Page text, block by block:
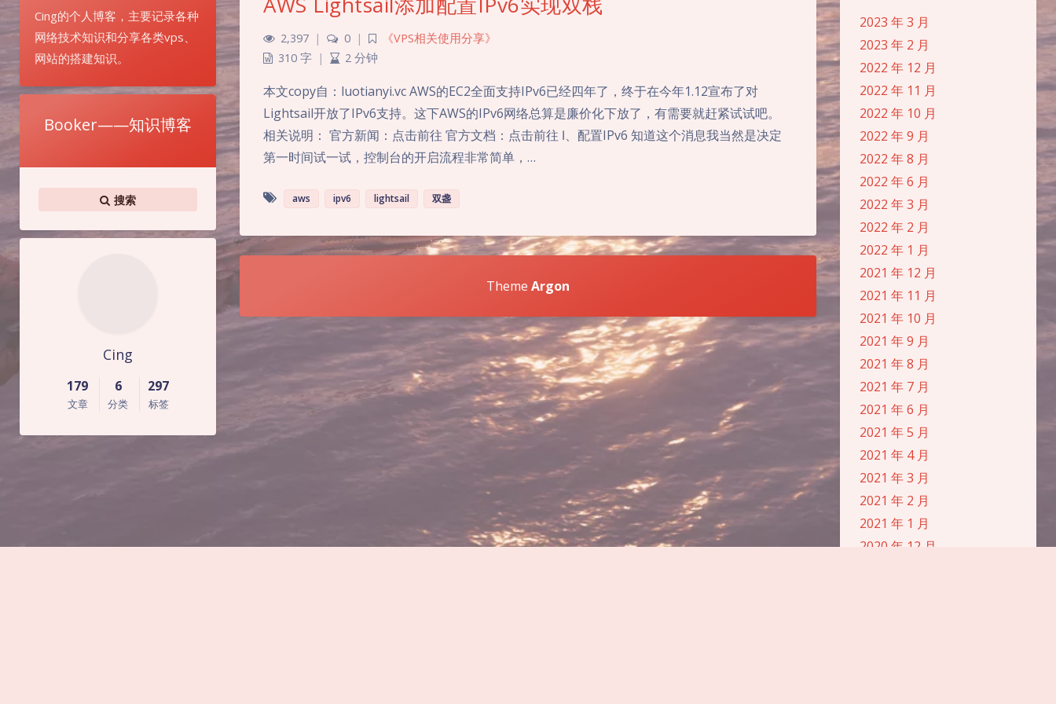
Sans Serif
浅阴影
日落 暗化
Cing的个人博客，主要记录各种
网络技术知识和分享各类vps、
网站的搭建知识。
Booker——知识博客
搜索
Cing
179
文章
6
分类
297
标签
2023 年 3 月
2023 年 2 月
2022 年 12 月
2022 年 11 月
2022 年 10 月
2022 年 9 月
2022 年 8 月
2022 年 6 月
2022 年 3 月
2022 年 2 月
2022 年 1 月
2021 年 12 月
2021 年 11 月
2021 年 10 月
2021 年 9 月
2021 年 8 月
2021 年 7 月
2021 年 6 月
2021 年 5 月
2021 年 4 月
2021 年 3 月
2021 年 2 月
2021 年 1 月
2020 年 12 月
2,397 | 0 |
《VPS相关使用分享》
310 字 | 2 分钟
本文copy自：luotianyi.vc AWS的EC2全面支持IPv6已经四年了，终于在今年1.12宣布了对
Lightsail开放了IPv6支持。这下AWS的IPv6网络总算是廉价化下放了，有需要就赶紧试试吧。
相关说明： 官方新闻：点击前往 官方文档：点击前往 Ⅰ、配置IPv6 知道这个消息我当然是决定
第一时间试一试，控制台的开启流程非常简单，…
aws ipv6 lightsail 双盏
Theme Argon